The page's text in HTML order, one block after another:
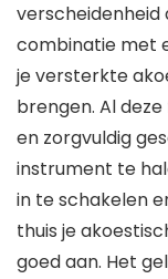
combinatie met
je versterkte
brengen. Al
en zorgvuldig
instrument te
in te schakelen
thuis je
goed aan. Het